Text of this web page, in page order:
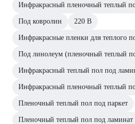
Инфракрасный пленочный теплый
Под ковролин 220 В
Инфракрасные пленки для теплого
Под линолеум (пленочный теплый
Инфракрасный теплый пол под
Инфракрасный пленочный теплый
Пленочный теплый пол под паркет
Пленочный теплый пол под ламинат